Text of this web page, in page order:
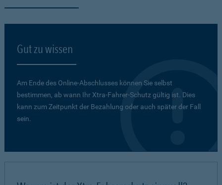
Gut zu wissen
Am Ende des Online-Abschlusses können Sie selbst
bestimmen, ab wann Ihr Xtra-Fahrer-Schutz gültig ist. Dies
kann zum Zeitpunkt der Bezahlung oder auch später der Fall
sein.